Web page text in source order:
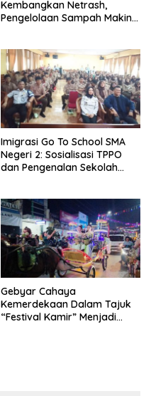
Kembangkan Netrash,
Pengelolaan Sampah Makin
Imigrasi Go To School SMA
Negeri 2: Sosialisasi TPPO
dan Pengenalan Sekolah
Gebyar Cahaya
Kemerdekaan Dalam Tajuk
“Festival Kamir” Menjadi